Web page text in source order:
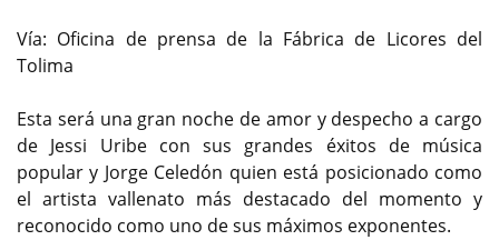
Vía: Oficina de prensa de la Fábrica de Licores del
Tolima
Esta será una gran noche de amor y despecho a cargo
de Jessi Uribe con sus grandes éxitos de música
popular y Jorge Celedón quien está posicionado como
el artista vallenato más destacado del momento y
reconocido como uno de sus máximos exponentes.